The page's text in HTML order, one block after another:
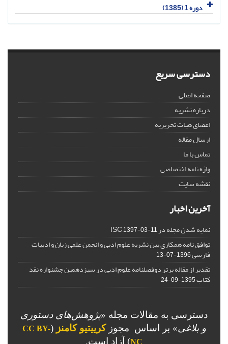
دوره 1 (1385)
دسترسی سریع
صفحه اصلی
درباره نشریه
اعضای هیات تحریریه
ارسال مقاله
تماس با ما
واژه نامه اختصاصی
نقشه سایت
آخرین اخبار
نمایه شدن مجله در ISC1397-03-11
توافق نامه همکاری بین نشریه علوم ادبی و انجمن علمی زبان و ادبیات
فارسی1396-07-13
تقدیر از مقاله برتر دوفصلنامه علوم ادبی در سیزدهمین جشنواره نقد
کتاب1395-09-24
دسترسی به مقالات مجله «پژوهش‌های دستوری
و بلاغی» بر اساس مجوزکرییتیو کامنز (
CC BY-
NC) آزاد است.